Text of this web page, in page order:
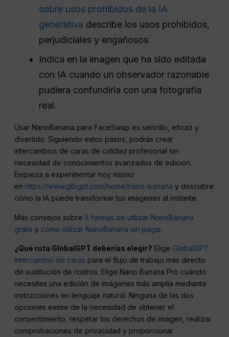
sobre usos prohibidos de la IA
generativa describe los usos prohibidos,
perjudiciales y engañosos.
Indica en la imagen que ha sido editada
con IA cuando un observador razonable
pudiera confundirla con una fotografía
real.
Usar NanoBanana para FaceSwap es sencillo, eficaz y
divertido. Siguiendo estos pasos, podrás crear
intercambios de caras de calidad profesional sin
necesidad de conocimientos avanzados de edición.
Empieza a experimentar hoy mismo
en https://www.glbgpt.com/home/nano-banana y descubre
cómo la IA puede transformar tus imágenes al instante.
Más consejos sobre5 formas de utilizar NanoBanana
gratis y cómo utilizar NanoBanana sin pagar.
¿Qué ruta GlobalGPT deberías elegir? Elige GlobalGPT
Intercambio de caras para el flujo de trabajo más directo
de sustitución de rostros. Elige Nano Banana Pro cuando
necesites una edición de imágenes más amplia mediante
instrucciones en lenguaje natural. Ninguna de las dos
opciones exime de la necesidad de obtener el
consentimiento, respetar los derechos de imagen, realizar
comprobaciones de privacidad y proporcionar